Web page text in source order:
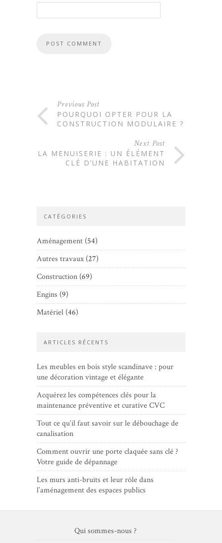
Previous Post
POURQUOI OPTER POUR LA
CONSTRUCTION MODULAIRE ?
Next Post
LA MENUISERIE : UN ÉLÉMENT
CLÉ D’UNE HABITATION
CATÉGORIES
Aménagement (54)
Autres travaux (27)
Construction (69)
Engins (9)
Matériel (46)
ARTICLES RÉCENTS
Les meubles en bois style scandinave : pour
une décoration vintage et élégante
Acquérez les compétences clés pour la
maintenance préventive et curative CVC
Tout ce qu’il faut savoir sur le débouchage de
canalisation
Comment ouvrir une porte claquée sans clé ?
Votre guide de dépannage
Les murs anti-bruits et leur rôle dans
l’aménagement des espaces publics
Qui sommes-nous ?